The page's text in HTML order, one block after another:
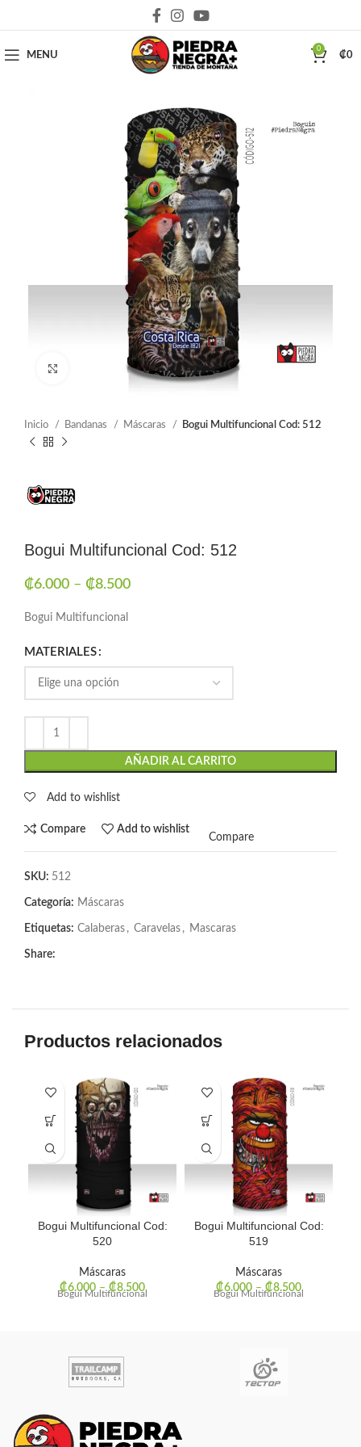
MENU
0
₡0
Click to enlarge
Inicio Bandanas Máscaras Bogui Multifuncional Cod: 512
Bogui Multifuncional Cod: 512
₡6.000 – ₡8.500
Bogui Multifuncional
MATERIALES
AÑADIR AL CARRITO
Add to wishlist
Compare Add to wishlist
Compare
SKU: 512
Categoría: Máscaras
Etiquetas: Calaberas , Caravelas , Mascaras
Share:
Productos relacionados
Bogui Multifuncional Cod:
520
Máscaras
₡6.000 –₡8.500
Bogui Multifuncional
Bogui Multifuncional Cod:
519
Máscaras
₡6.000 –₡8.500
Bogui Multifuncional
Deja que la montaña sea parte de tu vida